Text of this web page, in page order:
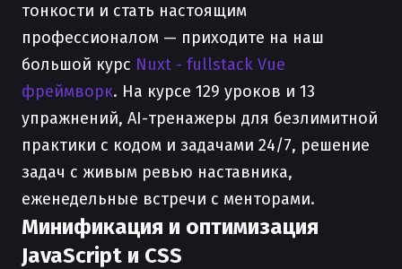
тонкости и стать настоящим
профессионалом — приходите на наш
большой курс Nuxt - fullstack Vue
фреймворк. На курсе 129 уроков и 13
упражнений, AI-тренажеры для безлимитной
практики с кодом и задачами 24/7, решение
задач с живым ревью наставника,
еженедельные встречи с менторами.
Минификация и оптимизация
JavaScript и CSS